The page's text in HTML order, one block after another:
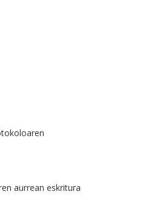
aurrean eskritura